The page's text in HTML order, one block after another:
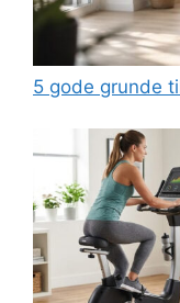
5 gode grunde